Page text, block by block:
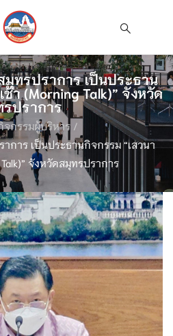
ทรปราการ เป็นประธาน
า (Morning Talk)” จังหวัด
ปราการ
จกรรมผู้บริหาร /
การ เป็นประธานกิจกรรม “เสวนา
จังหวัดสมุทรปราการ